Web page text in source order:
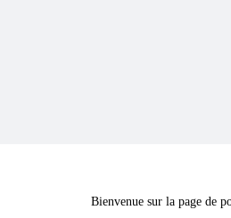
Bienvenue sur la page de